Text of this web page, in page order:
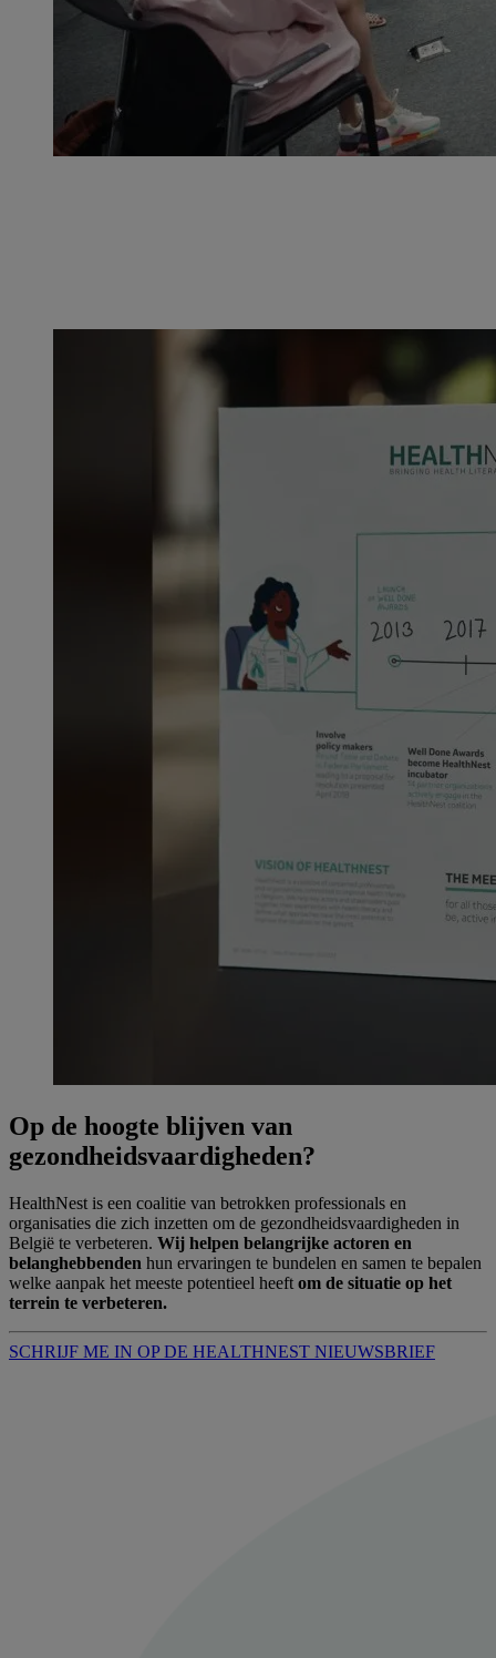
Op de hoogte blijven van
gezondheidsvaardigheden?
HealthNest is een coalitie van betrokken professionals en
organisaties die zich inzetten om de gezondheidsvaardigheden in
België te verbeteren. Wij helpen belangrijke actoren en
belanghebbenden hun ervaringen te bundelen en samen te bepalen
welke aanpak het meeste potentieel heeft om de situatie op het
terrein te verbeteren.
SCHRIJF ME IN OP DE HEALTHNEST NIEUWSBRIEF